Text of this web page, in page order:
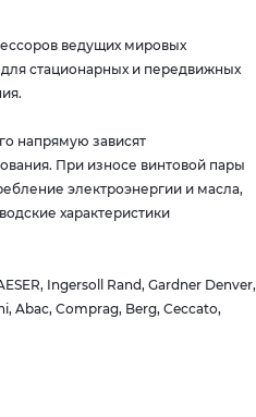
ведущих мировых
стационарных и передвижных
напрямую зависят
При износе винтовой пары
электроэнергии и масла,
характеристики
Ingersoll Rand, Gardner Denver,
Abac, Comprag, Berg, Ceccato,